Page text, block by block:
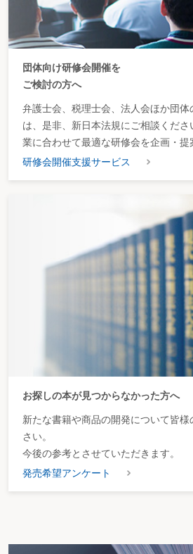
団体向け研修会開催を
ご検討の方へ
弁護士会、税理士会、法人会ほか団
は、是非、新日本法規にご相談くだ
業に合わせて最適な研修会を企画・提
研修会開催支援サービス
お探しの本が見つからなかった方へ
新たな書籍や商品の開発について皆
さい。
今後の参考とさせていただきます。
発売希望アンケート